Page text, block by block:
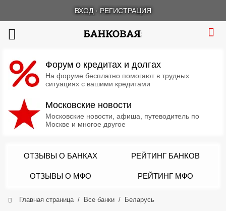
ВХОД · РЕГИСТРАЦИЯ
Форум о кредитах и долгах
На форуме бесплатно помогают в трудных
ситуациях с вашими кредитами
Московские новости
Московские новости, афиша, путеводитель по
Москве и многое другое
ОТЗЫВЫ О БАНКАХ РЕЙТИНГ БАНКОВ
ОТЗЫВЫ О МФО РЕЙТИНГ МФО
Главная страница Все банки Беларусь